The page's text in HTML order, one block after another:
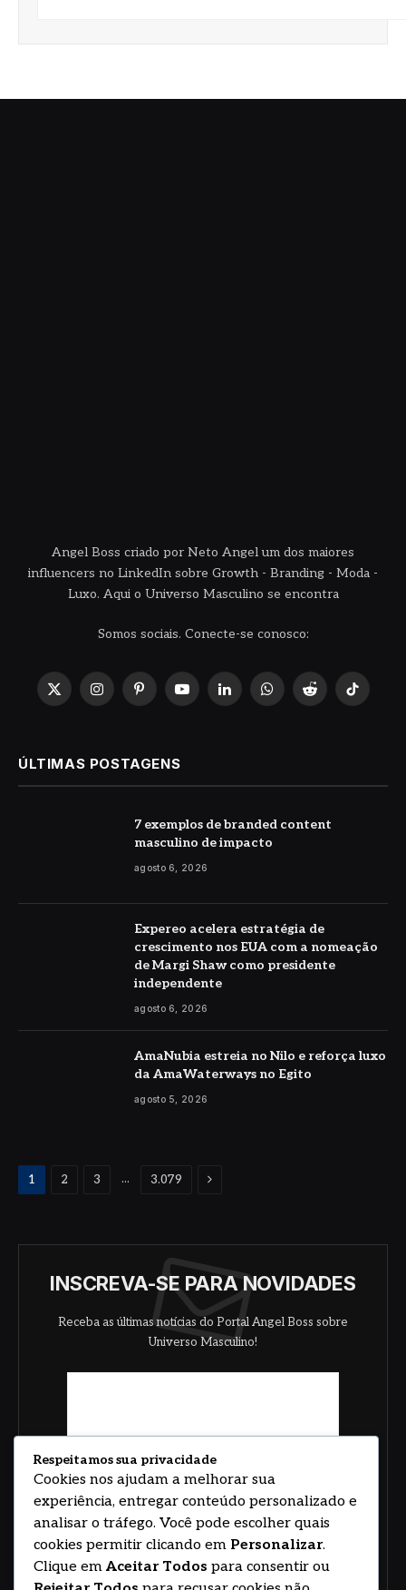
Angel Boss criado por Neto Angel um dos maiores
influencers no LinkedIn sobre Growth - Branding - Moda -
Luxo. Aqui o Universo Masculino se encontra
Somos sociais. Conecte-se conosco:
X
InstagramPinterestYouTubeLinkedInWhatsApp
Reddit TikTok
ÚLTIMAS POSTAGENS
7 exemplos de branded content
masculino de impacto
agosto 6, 2026
Expereo acelera estratégia de
crescimento nos EUA com a nomeação
de Margi Shaw como presidente
independente
agosto 6, 2026
AmaNubia estreia no Nilo e reforça luxo
da AmaWaterways no Egito
agosto 5, 2026
1 2 3 ... 3.079 Proximo
INSCREVA-SE PARA NOVIDADES
Receba as últimas notícias do Portal Angel Boss sobre
Universo Masculino!
Respeitamos sua privacidade
Cookies nos ajudam a melhorar sua
experiência, entregar conteúdo personalizado e
analisar o tráfego. Você pode escolher quais
cookies permitir clicando em Personalizar.
Clique em Aceitar Todos para consentir ou